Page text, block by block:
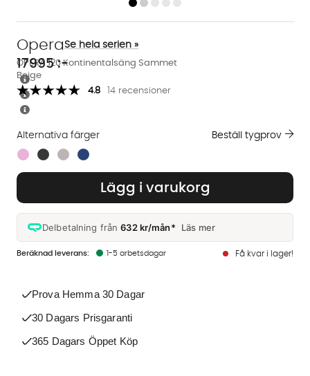
OPERA 120 Kontinentalsäng Sammet
Beige
Opera Se hela serien »
4.8 14 recensioner
17995:-
Lägg i varukorg
Delbetalning från632 kr/mån* Läs mer
1-5 arbetsdagar Få kvar i lager!
Alternativa färger
Finns även i dessa färger:
Beställ tygprov
Prova Hemma 30 Dagar
30 Dagars Prisgaranti
365 Dagars Öppet Köp